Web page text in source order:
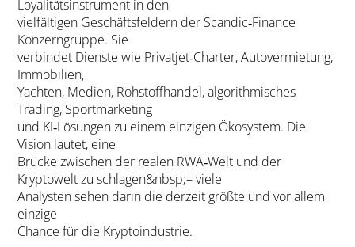
Loyalitätsinstrument in den
vielfältigen Geschäftsfeldern der Scandic‑Finance
Konzerngruppe. Sie
verbindet Dienste wie Privatjet‑Charter, Autovermietung,
Immobilien,
Yachten, Medien, Rohstoffhandel, algorithmisches
Trading, Sportmarketing
und KI‑Lösungen zu einem einzigen Ökosystem. Die
Vision lautet, eine
Brücke zwischen der realen RWA‑Welt und der
Kryptowelt zu schlagen&nbsp;– viele
Analysten sehen darin die derzeit größte und vor allem
einzige
Chance für die Kryptoindustrie.